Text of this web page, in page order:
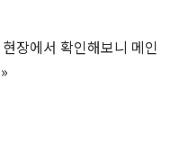
장에서 확인해보니 메인